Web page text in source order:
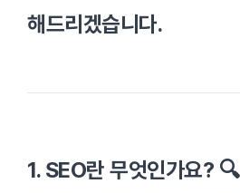
해드리겠습니다.
1. SEO란 무엇인가요? 🔍